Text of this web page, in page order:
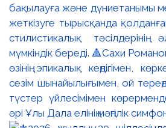
бақылауға және дүниетанымы
жеткізуге тырысқанда
стилистикалық тәсілдерінің
мүмкіндік береді. 🔺Сахи
өзінің эпикалық кеңдігімен,
сезім шынайылығымен, ой
түстер үйлесімімен
әрі Ұлы Дала елінің мәңгілік